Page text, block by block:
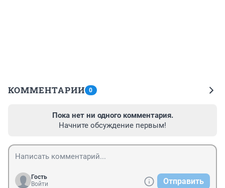
КОММЕНТАРИИ 0
Пока нет ни одного комментария.
Начните обсуждение первым!
Гость
Войти
Отправить